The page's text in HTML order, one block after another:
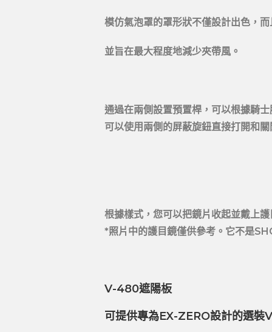
模仿氣泡罩的罩形狀不僅設計出色，
並旨在最大程度地減少夾帶風。
通過在兩側設置預置桿，可以根據騎
可以使用兩側的屏蔽旋鈕直接打開和
根據樣式，您可以把鏡片收起並戴上護
*照片中的護目鏡僅供參考。它不是
V-480遮陽板
可提供專為EX-ZERO設計的選